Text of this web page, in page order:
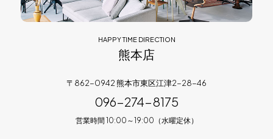
HAPPY TIME DIRECTION
熊本店
〒862-0942 熊本市東区江津2-28-46
096-274-8175
営業時間 10:00～19:00（水曜定休）